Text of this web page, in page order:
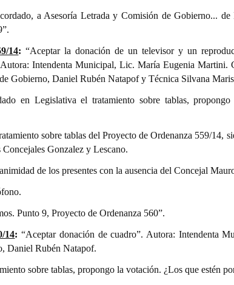
a Asesoría Letrada y Comisión de Gobierno...
14: “Aceptar la donación de un televisor y un
Intendenta Municipal, Lic. María Eugenia Martini.
Gobierno, Daniel Rubén Natapof y Técnica Silvana
en Legislativa el tratamiento sobre tablas,
sobre tablas del Proyecto de Ordenanza 559/14,
Concejales Gonzalez y Lescano.
de los presentes con la ausencia del Concejal
Punto 9, Proyecto de Ordenanza 560”.
14: “Aceptar donación de cuadro”. Autora: Intendenta
Daniel Rubén Natapof.
sobre tablas, propongo la votación. ¿Los que estén